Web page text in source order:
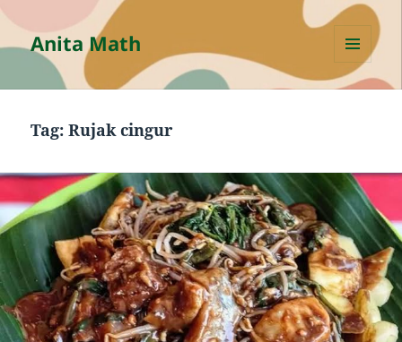
Anita Math
MENU
AND
Tag:Rujak cingur